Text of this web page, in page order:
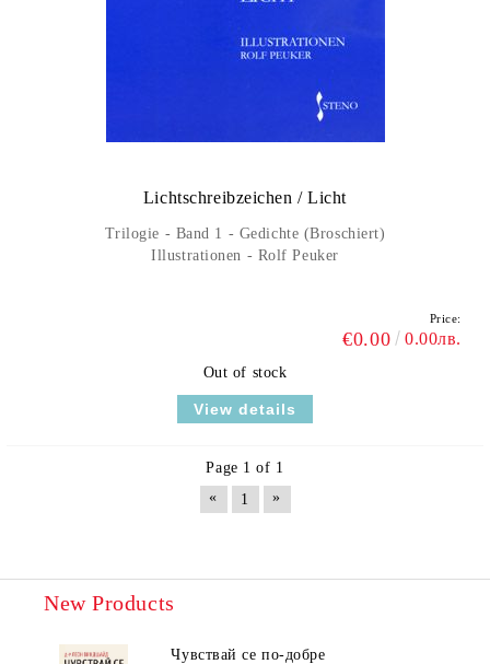
Lichtschreibzeichen / Licht
Trilogie - Band 1 - Gedichte (Broschiert)
Illustrationen - Rolf Peuker
Price:
€0.00 0.00лв.
Out of stock
View details
Page 1 of 1
«
1 »
New Products
Чувствай се по-добре